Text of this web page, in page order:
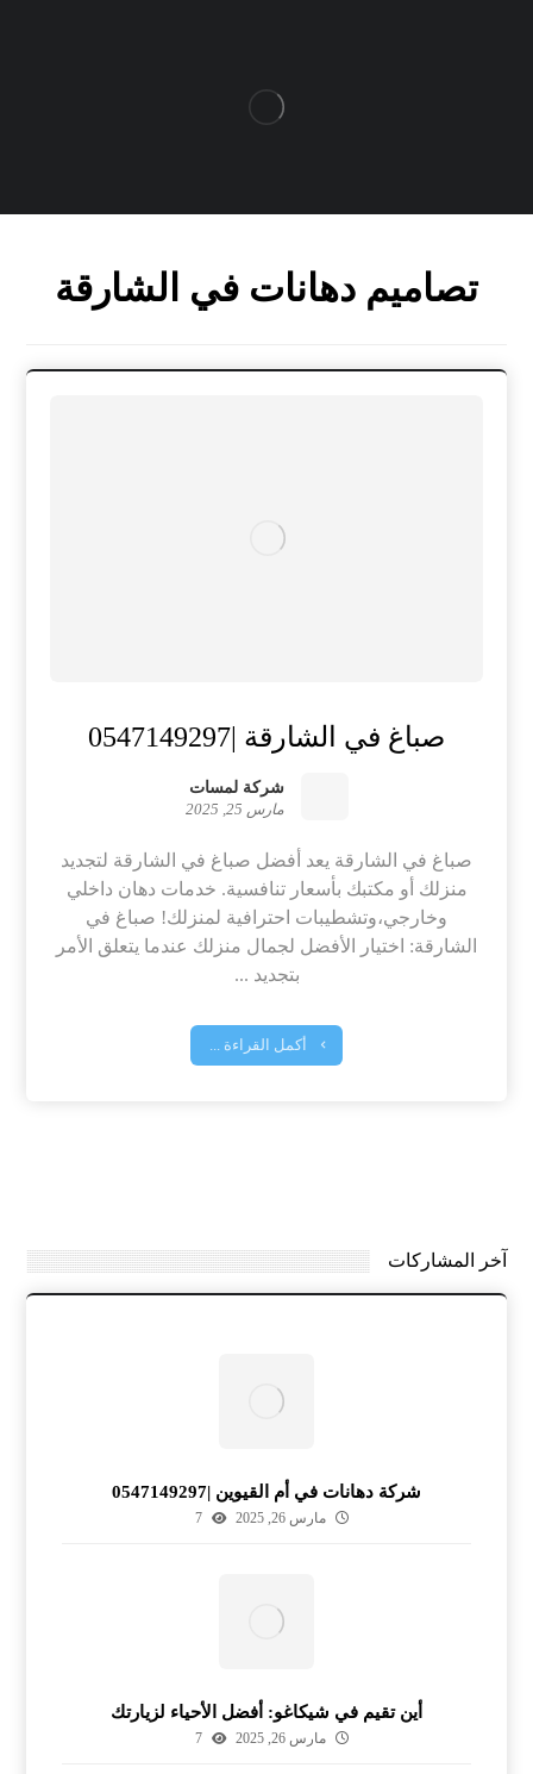
تصاميم دهانات في الشارقة
صباغ في الشارقة |0547149297
شركة لمسات
مارس 25, 2025
صباغ في الشارقة يعد أفضل صباغ في الشارقة لتجديد
منزلك أو مكتبك بأسعار تنافسية. خدمات دهان داخلي
وخارجي،وتشطيبات احترافية لمنزلك! صباغ في
الشارقة: اختيار الأفضل لجمال منزلك عندما يتعلق الأمر
بتجديد ...
أكمل القراءة ...
آخر المشاركات
شركة دهانات في أم القيوين |0547149297
مارس 26, 2025 7
أين تقيم في شيكاغو: أفضل الأحياء لزيارتك
مارس 26, 2025 7